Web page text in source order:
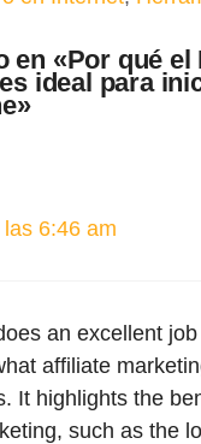
en «Por qué el
ideal para
6:46 am
an excellent
affiliate
It highlights the
such as the